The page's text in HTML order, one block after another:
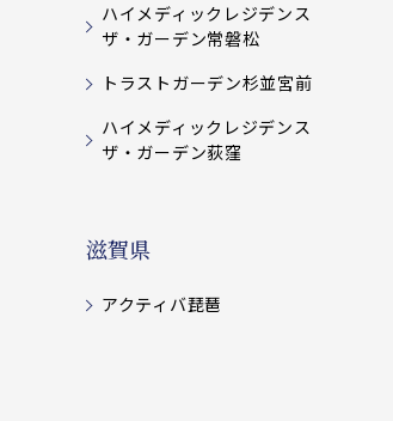
ハイメディックレジデンス
ザ・ガーデン常磐松
トラストガーデン杉並宮前
ハイメディックレジデンス
ザ・ガーデン荻窪
滋賀県
アクティバ琵琶